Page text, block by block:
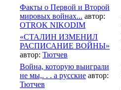
Факты о Первой и Второй
мировых войнах... автор:
OTROK NIKODIM
«СТАЛИН ИЗМЕНИЛ
РАСПИСАНИЕ ВОЙНЫ»
автор: Тютчев
Война, которую выиграли
не мы,. . . а русские автор:
Тютчев